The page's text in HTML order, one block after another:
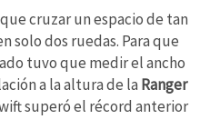
cruzar un espacio de tan
solo dos ruedas. Para que
tuvo que medir el ancho
a la altura de la Ranger
superó el récord anterior